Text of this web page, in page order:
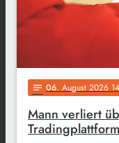
notes 06. August 2026
Mann verliert
Tradingplattform